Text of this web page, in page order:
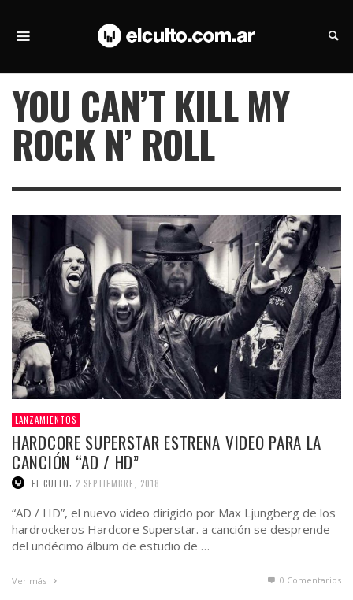
YOU CAN’T KILL MY
ROCK N’ ROLL
LANZAMIENTOS
HARDCORE SUPERSTAR ESTRENA VIDEO PARA LA
CANCIÓN “AD / HD”
EL CULTO 2 SEPTIEMBRE, 2018
“AD / HD”, el nuevo video dirigido por Max Ljungberg de los
hardrockeros Hardcore Superstar. a canción se desprende
del undécimo álbum de estudio de …
Ver más 0 Comentarios